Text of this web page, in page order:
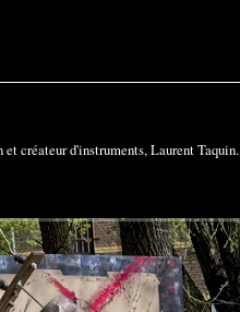
créateur d'instruments, Laurent Taquin.